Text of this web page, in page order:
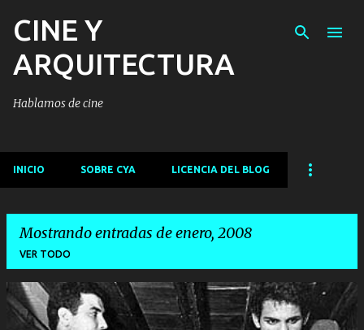
CINE Y
ARQUITECTURA
Hablamos de cine
INICIO SOBRE CYA LICENCIA DEL BLOG
Mostrando entradas de enero, 2008
VER TODO
E